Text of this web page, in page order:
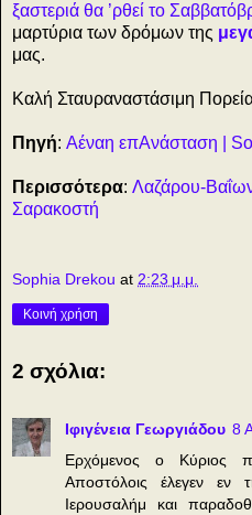
ξαστεριά θα ’ρθεί το
μαρτύρια των δρόμων της
μας.
Καλή Σταυραναστάσιμη
Πηγή: Αέναη επΑνάσταση |
Περισσότερα: Λαζάρου-
Σαρακοστή
Sophia Drekou at 2:23 μ.μ.
Κοινή χρήση
2 σχόλια:
Ιφιγένεια Γεωργιάδου 8
Ερχόμενος ο Κύριος
Αποστόλοις έλεγεν εν
Ιερουσαλήμ και